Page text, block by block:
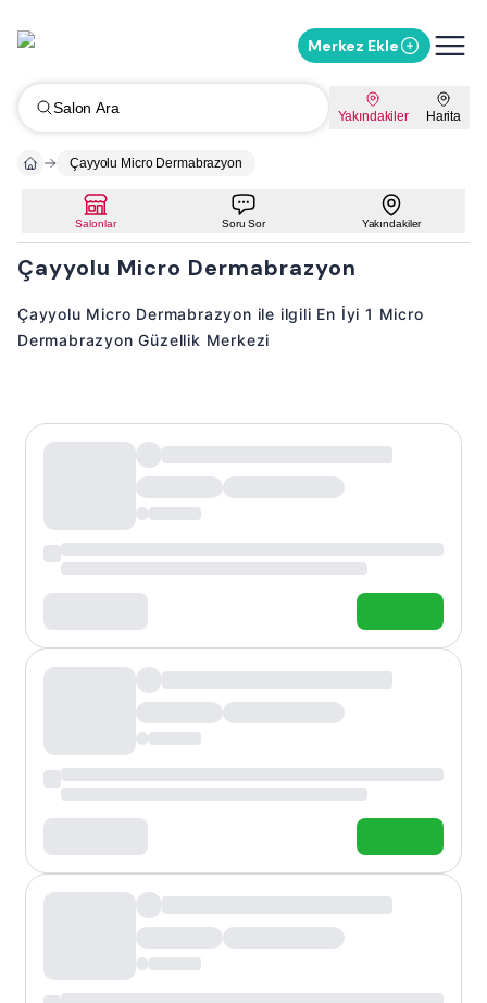
Merkez Ekle
Salon Ara Yakındakiler Harita
Çayyolu Micro Dermabrazyon
Salonlar Soru Sor Yakındakiler
Çayyolu Micro Dermabrazyon
Çayyolu Micro Dermabrazyon ile ilgili En İyi 1 Micro
Dermabrazyon Güzellik Merkezi